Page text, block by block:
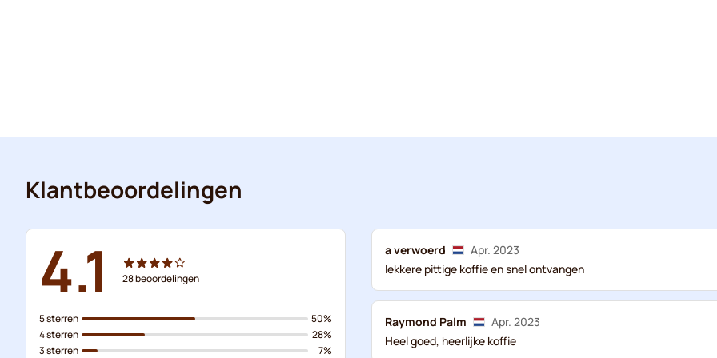
Klantbeoordelingen
4.1 28beoordelingen
5 sterren
4 sterren
3 sterren
50%
28%
7%
a verwoerd
Apr. 2023
lekkere pittige koffie en snel ontvangen
Raymond Palm
Apr. 2023
Heel goed, heerlijke koffie